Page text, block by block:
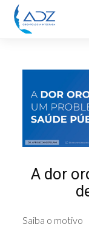
A dor
Saiba o motivo